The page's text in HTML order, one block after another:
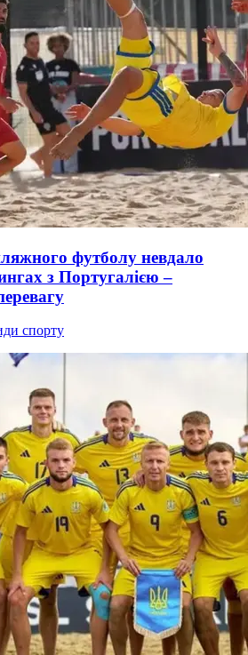
футболу невдало
з Португалією –
спорту